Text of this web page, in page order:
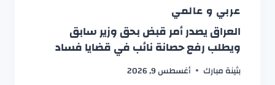
عربي و عالمي
العراق يصدر أمر قبض بحق وزير سابق
ويطلب رفع حصانة نائب في قضايا فساد
بثينة مبارك أغسطس 9, 2026